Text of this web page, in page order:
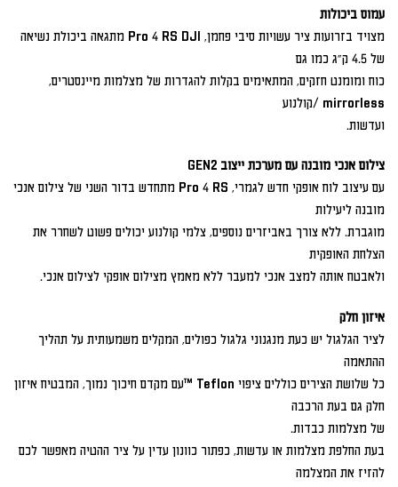
עמוס ביכולות
מצויד בזרועות ציר עשויות סיבי פחמן, Pro 4 RS DJI מתגאה ביכולת נשיאה
של 4.5 ק"ג כמו גם
כוח ומומנט חזקים, המתאימים בקלות להגדרות של מצלמות מיינסטרים,
mirrorless /קולנוע
ועדשות.
צילום אנכי מובנה עם מערכת ייצוב GEN2
עם עיצוב לוח אופקי חדש לגמרי, Pro 4 RS מתחדש בדור השני של צילום אנכי
מובנה ליעילות
מוגברת. ללא צורך באביזרים נוספים, צלמי קולנוע יכולים פשוט לשחרר את
הצלחת האופקית
ולאבטח אותה למצב אנכי למעבר ללא מאמץ מצילום אופקי לצילום אנכי.
איזון חלק
לציר הגלגול יש כעת מנגנוני גלגול כפולים, המקלים משמעותית על תהליך
ההתאמה
כל שלושת הצירים כוללים ציפוי Teflon ™עם מקדם חיכוך נמוך, המבטיח איזון
חלק גם בעת הרכבה
של מצלמות כבדות.
בעת החלפת מצלמות או עדשות, כפתור כוונון עדין על ציר ההטיה מאפשר לכם
להזיז את המצלמה